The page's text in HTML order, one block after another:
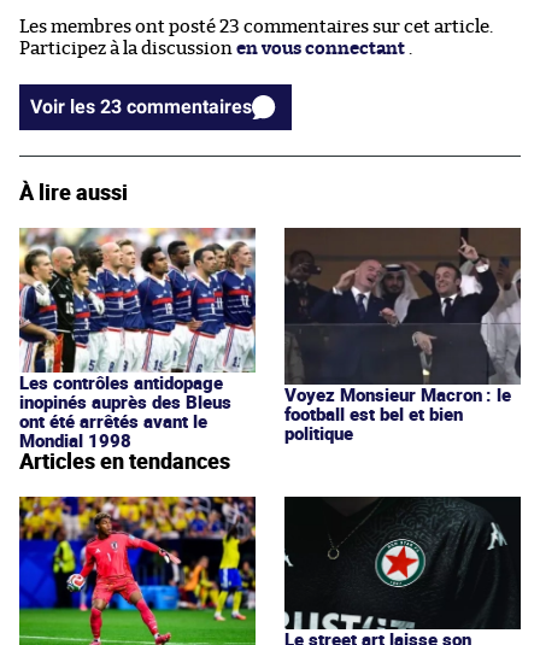
Les membres ont posté 23 commentaires sur cet article.
Participez à la discussion en vous connectant
Voir les 23 commentaires
À lire aussi
Les contrôles antidopage
inopinés auprès des Bleus
ont été arrêtés avant le
Mondial 1998
Voyez Monsieur Macron : le
football est bel et bien
politique
Articles en tendances
Le street art laisse son